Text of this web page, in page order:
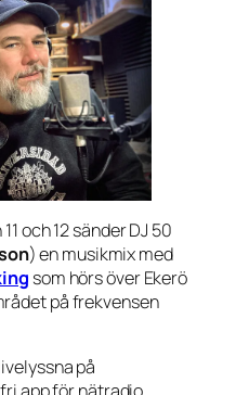
och 12 sänder DJ 50
) en musikmix med
som hörs över Ekerö
på frekvensen
på